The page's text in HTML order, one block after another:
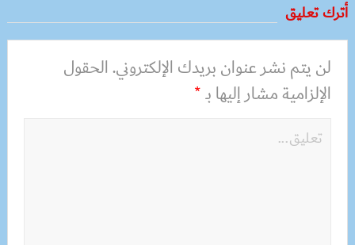
أترك تعليق
لن يتم نشر عنوان بريدك الإلكتروني.الحقول
الإلزامية مشار إليها بـ*